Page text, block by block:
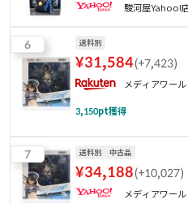
駿河屋Yahoo!
6 送料別
¥31,584(+7,423)
メディアワー
3,150pt獲得
7 送料別 中古品
¥34,188(+10,027)
メディアワー